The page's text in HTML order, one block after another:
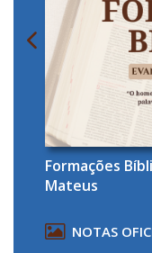
Formações
Mateus
NOTAS